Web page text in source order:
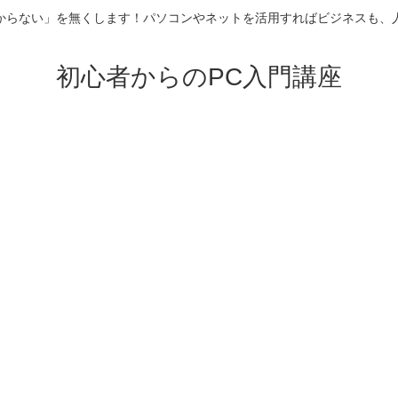
らない」を無くします！パソコンやネットを活用すればビジネスも、
初心者からのPC入門講座